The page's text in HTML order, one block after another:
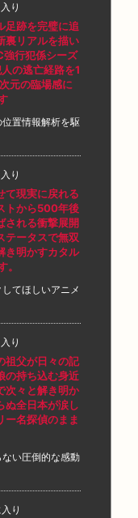
り
足跡を完璧に追
裏リアルを描い
行犯係シーズ
の逃亡経路を1
元の臨場感に
置情報解析を駆
り
て現実に戻れる
トから500年後
される衝撃展開
テータスで無双
き明かすカタル
てほしいアニメ
り
祖父が日々の記
の持ち込む身近
次々と解き明か
ぬ全日本が涙し
ー名探偵のまま
い圧倒的な感動
り